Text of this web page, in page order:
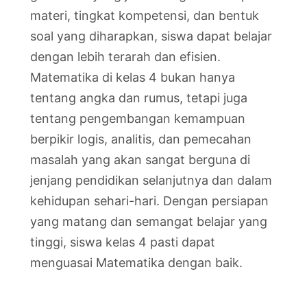
materi, tingkat kompetensi, dan bentuk
soal yang diharapkan, siswa dapat belajar
dengan lebih terarah dan efisien.
Matematika di kelas 4 bukan hanya
tentang angka dan rumus, tetapi juga
tentang pengembangan kemampuan
berpikir logis, analitis, dan pemecahan
masalah yang akan sangat berguna di
jenjang pendidikan selanjutnya dan dalam
kehidupan sehari-hari. Dengan persiapan
yang matang dan semangat belajar yang
tinggi, siswa kelas 4 pasti dapat
menguasai Matematika dengan baik.